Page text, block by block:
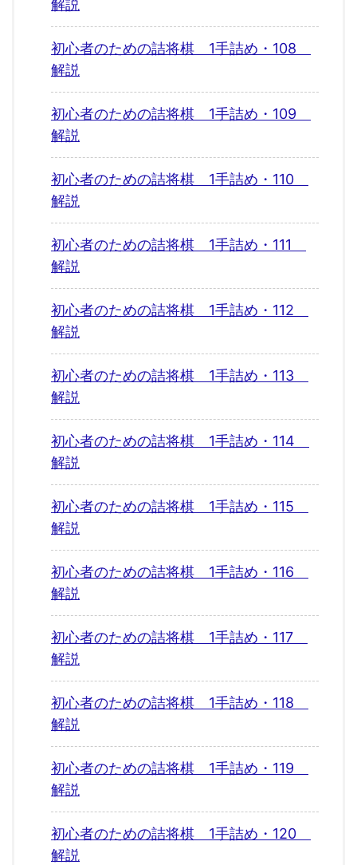
解説
初心者のための詰将棋 1手詰め・108
解説
初心者のための詰将棋 1手詰め・109
解説
初心者のための詰将棋 1手詰め・110
解説
初心者のための詰将棋 1手詰め・111
解説
初心者のための詰将棋 1手詰め・112
解説
初心者のための詰将棋 1手詰め・113
解説
初心者のための詰将棋 1手詰め・114
解説
初心者のための詰将棋 1手詰め・115
解説
初心者のための詰将棋 1手詰め・116
解説
初心者のための詰将棋 1手詰め・117
解説
初心者のための詰将棋 1手詰め・118
解説
初心者のための詰将棋 1手詰め・119
解説
初心者のための詰将棋 1手詰め・120
解説